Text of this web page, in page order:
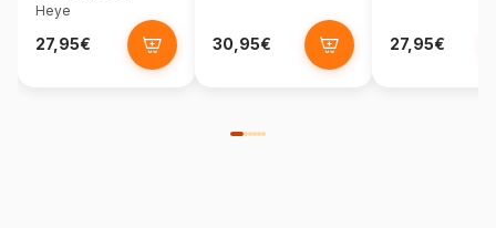
Heye
27,95€ 30,95€ 27,95€